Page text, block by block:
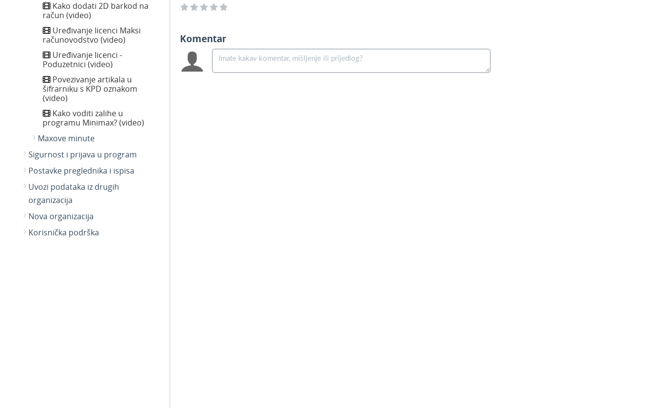
Kako dodati 2D barkod na
račun (video)
Uređivanje licenci Maksi
računovodstvo (video)
Uređivanje licenci -
Poduzetnici (video)
Povezivanje artikala u
šifrarniku s KPD oznakom
(video)
Kako voditi zalihe u
programu Minimax? (video)
Maxove minute
Sigurnost i prijava u program
Postavke preglednika i ispisa
Uvozi podataka iz drugih
organizacija
Nova organizacija
Korisnička podrška
Komentar